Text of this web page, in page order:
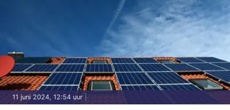
11 juni 2024, 12:54 uur